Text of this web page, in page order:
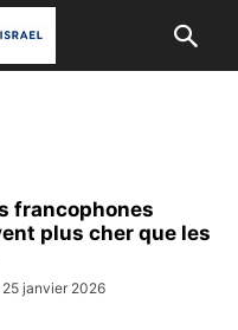
francophones
plus cher que les
25 janvier 2026